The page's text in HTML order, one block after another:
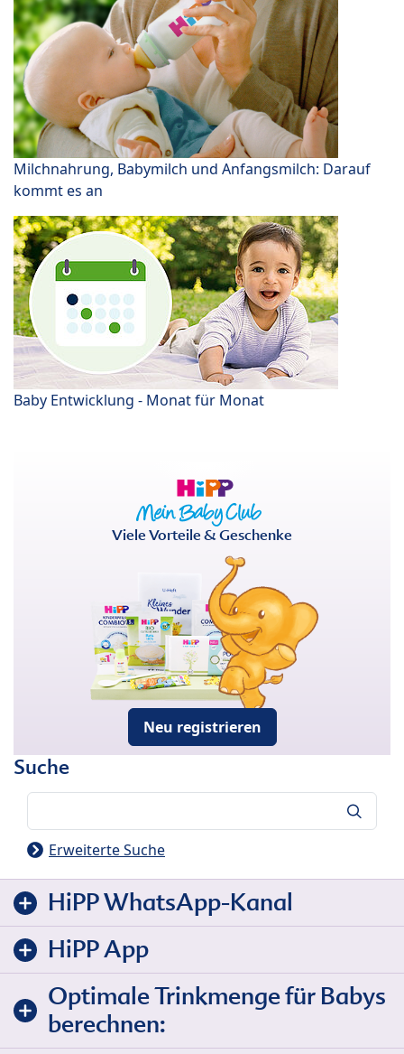
Milchnahrung, Babymilch und Anfangsmilch: Darauf
kommt es an
Baby Entwicklung - Monat für Monat
Viele Vorteile & Geschenke
Neu registrieren
Suche
Erweiterte Suche
HiPP WhatsApp-Kanal
HiPP App
Optimale Trinkmenge für Babys
berechnen: